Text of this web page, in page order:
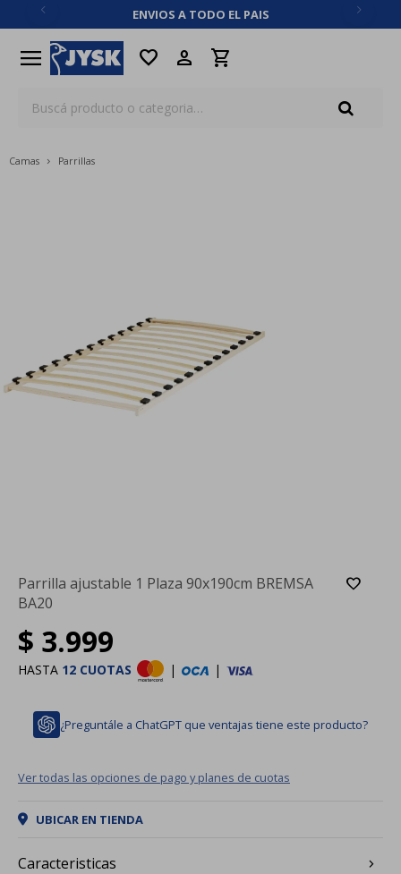
ENVIOS A TODO EL PAIS
menu favorite
Camas Parrillas
Parrilla ajustable 1 Plaza 90x190cm BREMSA
BA20
$ 3.999
HASTA 12 CUOTAS | |
¿Preguntále a ChatGPT que ventajas tiene este producto?
Ver todas las opciones de pago y planes de cuotas
UBICAR EN TIENDA
Caracteristicas
close